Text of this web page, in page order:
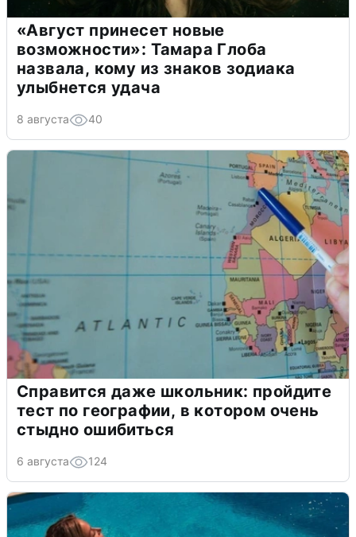
«Август принесет новые
возможности»: Тамара Глоба
назвала, кому из знаков зодиака
улыбнется удача
8 августа 40
Справится даже школьник: пройдите
тест по географии, в котором очень
стыдно ошибиться
6 августа 124